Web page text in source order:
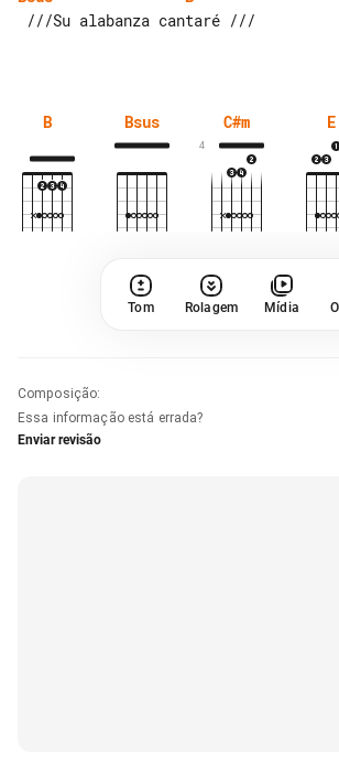
B Bsus C#m
4
E
Tom Rolagem Mídia
Composição:
Essa informação está errada?
Enviar revisão